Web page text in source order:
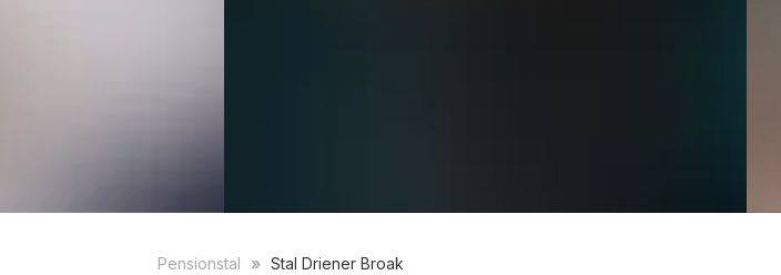
Pensionstal Stal Driener Broak